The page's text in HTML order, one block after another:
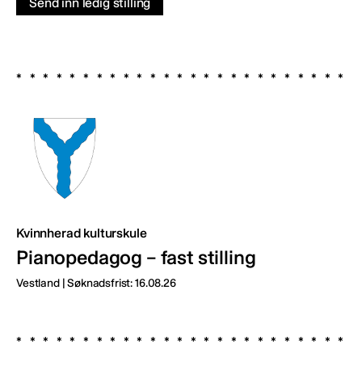
Kvinnherad kulturskule
Pianopedagog – fast stilling
Vestland | Søknadsfrist: 16.08.26